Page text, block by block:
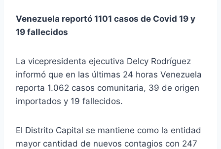
Venezuela reportó 1101 casos de Covid 19 y
19 fallecidos
La vicepresidenta ejecutiva Delcy Rodríguez
informó que en las últimas 24 horas Venezuela
reporta 1.062 casos comunitaria, 39 de origen
importados y 19 fallecidos.
El Distrito Capital se mantiene como la entidad
mayor cantidad de nuevos contagios con 247